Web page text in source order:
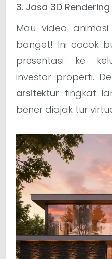
3. Jasa 3D
Mau video
banget! Ini cocok
presentasi ke
investor properti.
arsitektur tingkat
bener diajak tur